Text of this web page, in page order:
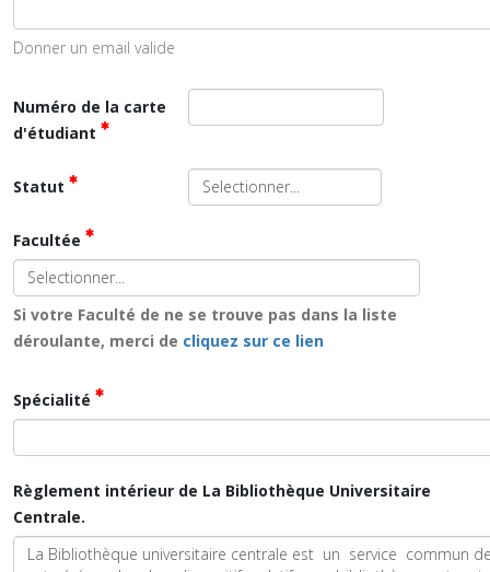
Donner un email valide
Numéro de la carte
d'étudiant
Statut
Facultée
Si votre Faculté de ne se trouve pas dans la liste
déroulante, merci de cliquez sur ce lien
Spécialité
Règlement intérieur de La Bibliothèque Universitaire
Centrale.